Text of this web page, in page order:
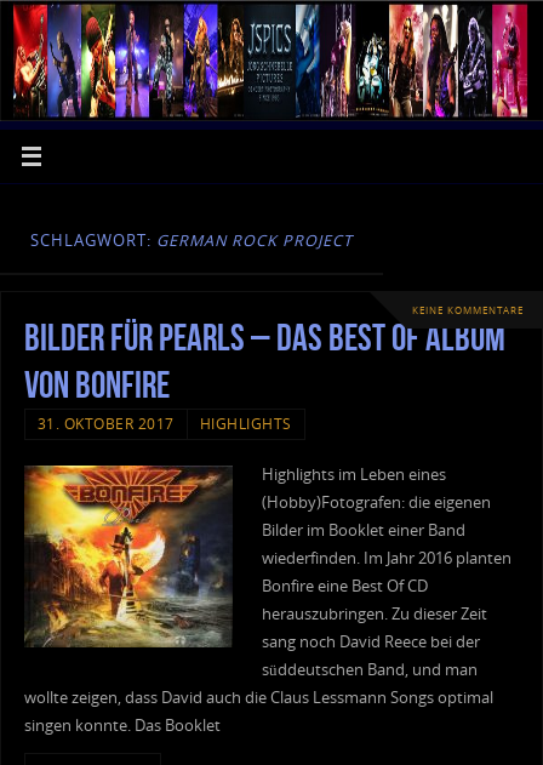
SCHLAGWORT: GERMAN ROCK PROJECT
KEINE KOMMENTARE
Bilder für Pearls – Das Best Of Album
von Bonfire
31. OKTOBER 2017 HIGHLIGHTS
Highlights im Leben eines
(Hobby)Fotografen: die eigenen
Bilder im Booklet einer Band
wiederfinden. Im Jahr 2016 planten
Bonfire eine Best Of CD
herauszubringen. Zu dieser Zeit
sang noch David Reece bei der
süddeutschen Band, und man
wollte zeigen, dass David auch die Claus Lessmann Songs optimal
singen konnte. Das Booklet